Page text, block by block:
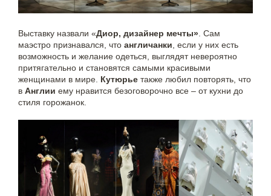
Выставку назвали «Диор, дизайнер мечты». Сам
маэстро признавался, что англичанки, если у них есть
возможность и желание одеться, выглядят невероятно
притягательно и становятся самыми красивыми
женщинами в мире. Кутюрье также любил повторять, что
в Англии ему нравится безоговорочно все – от кухни до
стиля горожанок.